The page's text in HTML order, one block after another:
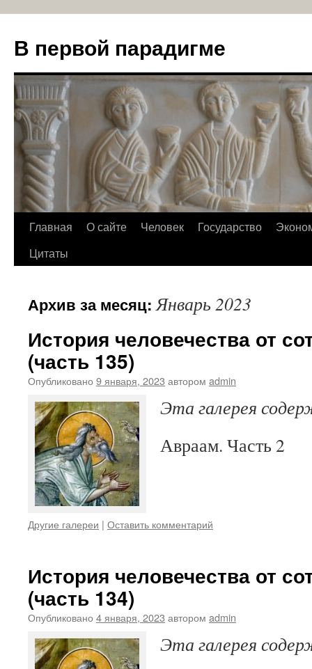
В первой парадигме
Перейти
Главная О сайте Человек Государство
Цитаты
Архив за месяц:Январь 2023
История человечества от
(часть 135)
Опубликовано 9 января, 2023 автором admin
Эта галерея
Авраам. Часть 2
Другие галереи | Оставить комментарий
История человечества от
(часть 134)
Опубликовано 4 января, 2023 автором admin
Эта галерея